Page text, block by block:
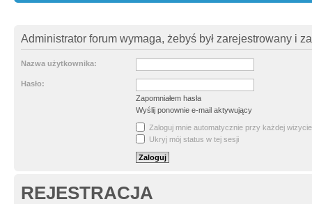
Administrator forum wymaga, żebyś był zarejestrowany i
Nazwa użytkownika:
Hasło:
Zapomniałem hasła
Wyślij ponownie e-mail aktywujący
Zaloguj mnie automatycznie przy każdej wizycie
Ukryj mój status w tej sesji
REJESTRACJA